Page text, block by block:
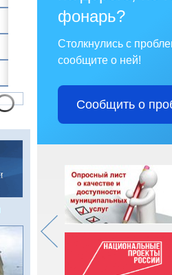
фонарь?
Столкнулись с
сообщите о ней!
Сообщить о